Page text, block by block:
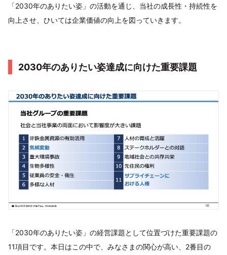
「2030年のありたい姿」の活動を通じ、当社の成長性・持続性を
向上させ、ひいては企業価値の向上を図っていきます。
2030年のありたい姿達成に向けた重要課題
「2030年のありたい姿」の経営課題として位置づけた重要課題の
11項目です。本日はこの中で、みなさまの関心が高い、2番目の